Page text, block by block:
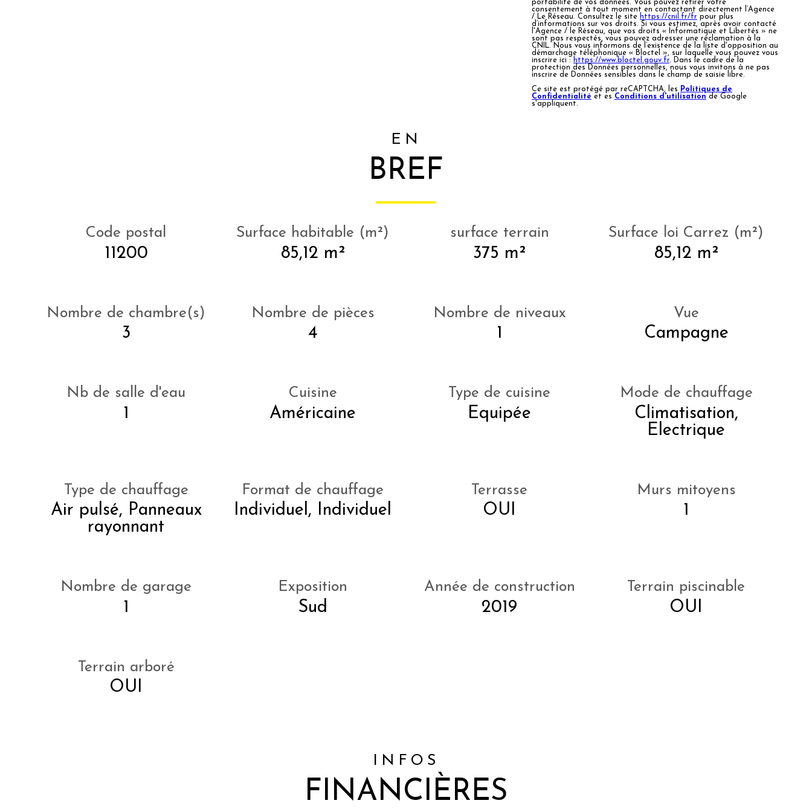
portabilité de vos données. Vous pouvez retirer votre
consentement à tout moment en contactant directement l’Agence
/ Le Réseau. Consultez le site https://cnil.fr/fr pour plus
d’informations sur vos droits. Si vous estimez, après avoir contacté
l'Agence / le Réseau, que vos droits « Informatique et Libertés » ne
sont pas respectés, vous pouvez adresser une réclamation à la
CNIL. Nous vous informons de l’existence de la liste d'opposition au
démarchage téléphonique « Bloctel », sur laquelle vous pouvez vous
inscrire ici : https://www.bloctel.gouv.fr. Dans le cadre de la
protection des Données personnelles, nous vous invitons à ne pas
inscrire de Données sensibles dans le champ de saisie libre.
Ce site est protégé par reCAPTCHA, les Politiques de
Confidentialité et es Conditions d'utilisation de Google
s'appliquent.
EN
BREF
Code postal
11200
Surface habitable (m²)
85,12 m²
surface terrain
375 m²
Surface loi Carrez (m²)
85,12 m²
Nombre de chambre(s)
3
Nombre de pièces
4
Nombre de niveaux
1
Vue
Campagne
Nb de salle d'eau
1
Cuisine
Américaine
Type de cuisine
Equipée
Mode de chauffage
Climatisation,
Electrique
Type de chauffage
Air pulsé, Panneaux
rayonnant
Format de chauffage
Individuel, Individuel
Terrasse
OUI
Murs mitoyens
1
Nombre de garage
1
Exposition
Sud
Année de construction
2019
Terrain piscinable
OUI
Terrain arboré
OUI
INFOS
FINANCIÈRES